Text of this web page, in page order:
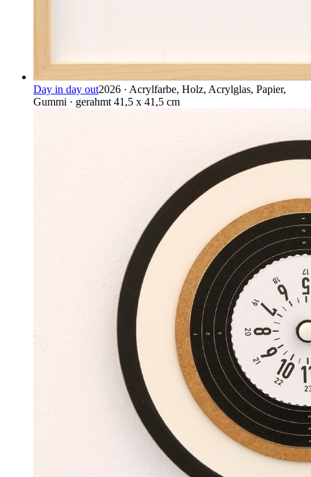
Day in day out2026 · Acrylfarbe, Holz, Acrylglas, Papier,
Gummi · gerahmt 41,5 x 41,5 cm